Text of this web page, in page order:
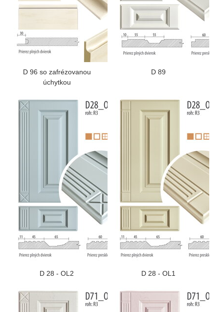
D 96 so zafrézovanou
úchytkou
D 89
D 28 - OL2 D 28 - OL1